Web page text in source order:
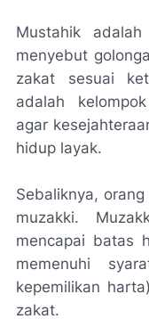
Mustahik
menyebut
zakat sesuai
adalah
agar
hidup layak.
Sebaliknya,
muzakki.
mencapai batas
memenuhi
kepemilikan
zakat.